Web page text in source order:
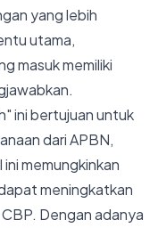
yang lebih
utama,
masuk memiliki
ini bertujuan untuk
dari APBN,
memungkinkan
meningkatkan
Dengan adanya